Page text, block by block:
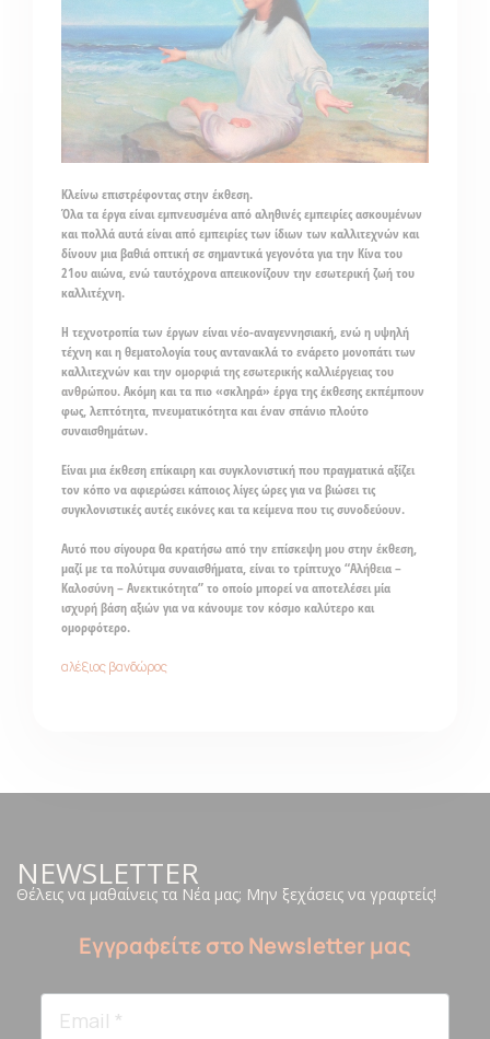
Κλείνω επιστρέφοντας στην έκθεση.
Όλα τα έργα είναι εμπνευσμένα από αληθινές εμπειρίες ασκουμένων
και πολλά αυτά είναι από εμπειρίες των ίδιων των καλλιτεχνών και
δίνουν μια βαθιά οπτική σε σημαντικά γεγονότα για την Κίνα του
21ου αιώνα, ενώ ταυτόχρονα απεικονίζουν την εσωτερική ζωή του
καλλιτέχνη.
Η τεχνοτροπία των έργων είναι νέο-αναγεννησιακή, ενώ η υψηλή
τέχνη και η θεματολογία τους αντανακλά το ενάρετο μονοπάτι των
καλλιτεχνών και την ομορφιά της εσωτερικής καλλιέργειας του
ανθρώπου.Ακόμη και τα πιο «σκληρά» έργα της έκθεσης εκπέμπουν
φως, λεπτότητα, πνευματικότητα και έναν σπάνιο πλούτο
συναισθημάτων.
Είναι μια έκθεση επίκαιρη και συγκλονιστική που πραγματικά αξίζει
τον κόπο να αφιερώσει κάποιος λίγες ώρες για να βιώσει τις
συγκλονιστικές αυτές εικόνες και τα κείμενα που τις συνοδεύουν.
Αυτό που σίγουρα θα κρατήσω από την επίσκεψη μου στην έκθεση,
μαζί με τα πολύτιμα συναισθήματα, είναι το τρίπτυχο“Αλήθεια –
Καλοσύνη – Ανεκτικότητα”το οποίο μπορεί να αποτελέσει μία
ισχυρή βάση αξιών για να κάνουμε τον κόσμο καλύτερο και
ομορφότερο.
αλέξιος βανδώρος
NEWSLETTER
Θέλεις να μαθαίνεις τα Νέα μας; Μην ξεχάσεις να γραφτείς!
Εγγραφείτε στο Newsletter μας